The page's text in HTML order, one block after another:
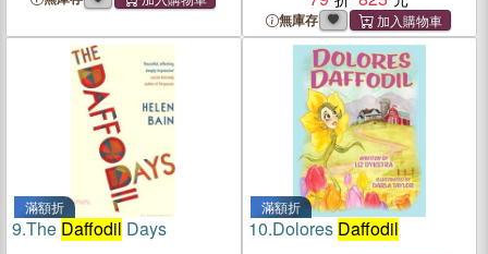
無庫存
滿額折
9.The Daffodil Days
滿額折
10.Dolores Daffodil